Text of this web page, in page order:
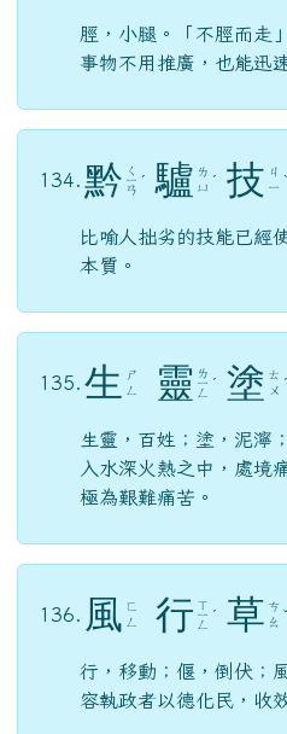
脛，小腿。「不脛而走
事物不用推廣，也能迅
134. 黔 ㄑ
ㄧ
ㄢ
ˊ 驢 ㄌ
ㄩ ˊ 技 ㄐ
ㄧ ˋ
比喻人拙劣的技能已經
本質。
135. 生
ㄕ
ㄥ
靈 ㄌ
ㄧ
ㄥ
ˊ 塗 ㄊ
ㄨ ˊ
生靈，百姓；塗，泥濘
入水深火熱之中，處境
極為艱難痛苦。
136. 風 ㄈ
ㄥ
行 ㄒ
ㄧ
ㄥ
ˊ 草 ㄘ
ㄠ ˇ
行，移動；偃，倒伏；
容執政者以德化民，收